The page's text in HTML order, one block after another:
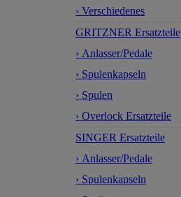
› Verschiedenes
GRITZNER Ersatzteile
› Anlasser/Pedale
› Spulenkapseln
› Spulen
› Overlock Ersatzteile
SINGER Ersatzteile
› Anlasser/Pedale
› Spulenkapseln